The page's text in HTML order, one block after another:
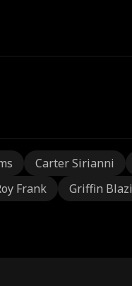
Carter Sirianni
Frank Griffin Blazi